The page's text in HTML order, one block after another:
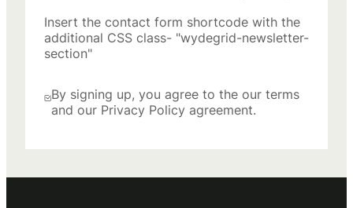
Insert the contact form shortcode with the
additional CSS class- "wydegrid-newsletter-
section"
By signing up, you agree to the our terms
and our Privacy Policy agreement.